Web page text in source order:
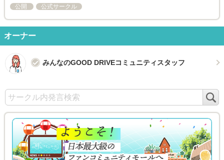
公開 公式サークル
オーナー
みんなのGOOD DRIVEコミュニティスタッフ